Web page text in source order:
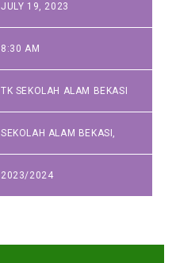
JULY 19, 2023
8:30 AM
TK SEKOLAH ALAM BEKASI
SEKOLAH ALAM BEKASI ,
2023/2024